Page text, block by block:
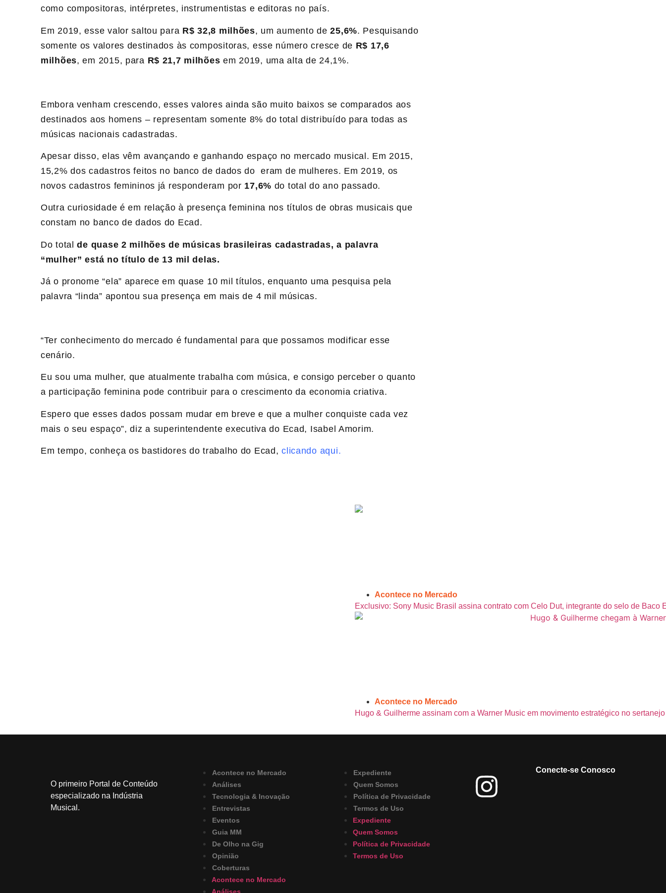
como compositoras, intérpretes, instrumentistas e editoras no país.
Em 2019, esse valor saltou para R$ 32,8 milhões, um aumento de 25,6%. Pesquisando
somente os valores destinados às compositoras, esse número cresce de R$ 17,6
milhões, em 2015, para R$ 21,7 milhões em 2019, uma alta de 24,1%.
Embora venham crescendo, esses valores ainda são muito baixos se comparados aos
destinados aos homens – representam somente 8% do total distribuído para todas as
músicas nacionais cadastradas.
Apesar disso, elas vêm avançando e ganhando espaço no mercado musical. Em 2015,
15,2% dos cadastros feitos no banco de dados do eram de mulheres. Em 2019, os
novos cadastros femininos já responderam por 17,6% do total do ano passado.
Outra curiosidade é em relação à presença feminina nos títulos de obras musicais que
constam no banco de dados do Ecad .
Do totalde quase 2 milhões de músicas brasileiras cadastradas, a palavra
“mulher” está no título de 13 mil delas.
Já o pronome “ela” aparece em quase 10 mil títulos, enquanto uma pesquisa pela
palavra “linda” apontou sua presença em mais de 4 mil músicas.
“Ter conhecimento do mercado é fundamental para que possamos modificar esse
cenário.
Eu sou uma mulher, que atualmente trabalha com música, e consigo perceber o quanto
a participação feminina pode contribuir para o crescimento da economia criativa.
Espero que esses dados possam mudar em breve e que a mulher conquiste cada vez
mais o seu espaço”, diz a superintendente executiva do Ecad, Isabel Amorim.
Em tempo, conheça os bastidores do trabalho do Ecad,clicando aqui.
Acontece no Mercado
Exclusivo: Sony Music Brasil assina contrato com Celo Dut, integrante do selo de Baco
Acontece no Mercado
Hugo & Guilherme assinam com a Warner Music em movimento estratégico no sertanejo
O primeiro Portal de Conteúdo
especializado na Indústria
Musical.
Acontece no Mercado
Análises
Tecnologia & Inovação
Entrevistas
Eventos
Guia MM
De Olho na Gig
Opinião
Coberturas
Acontece no Mercado
Expediente
Quem Somos
Política de Privacidade
Termos de Uso
Expediente
Quem Somos
Política de Privacidade
Termos de Uso
Conecte-se Conosco